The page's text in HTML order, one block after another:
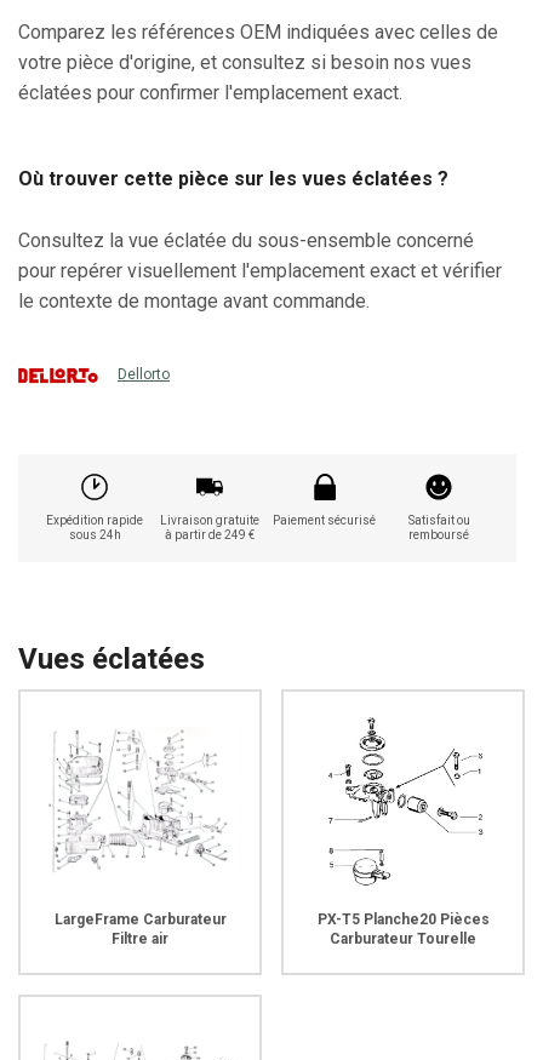
Comparez les références OEM indiquées avec celles de
votre pièce d'origine, et consultez si besoin nos vues
éclatées pour confirmer l'emplacement exact.
Où trouver cette pièce sur les vues éclatées ?
Consultez la vue éclatée du sous-ensemble concerné
pour repérer visuellement l'emplacement exact et vérifier
le contexte de montage avant commande.
Dellorto
Expédition rapide
sous 24h
Livraison gratuite
à partir de 249 €
Paiement sécurisé
Satisfait ou
remboursé
Vues éclatées
LargeFrame Carburateur
Filtre air
PX-T5 Planche20 Pièces
Carburateur Tourelle